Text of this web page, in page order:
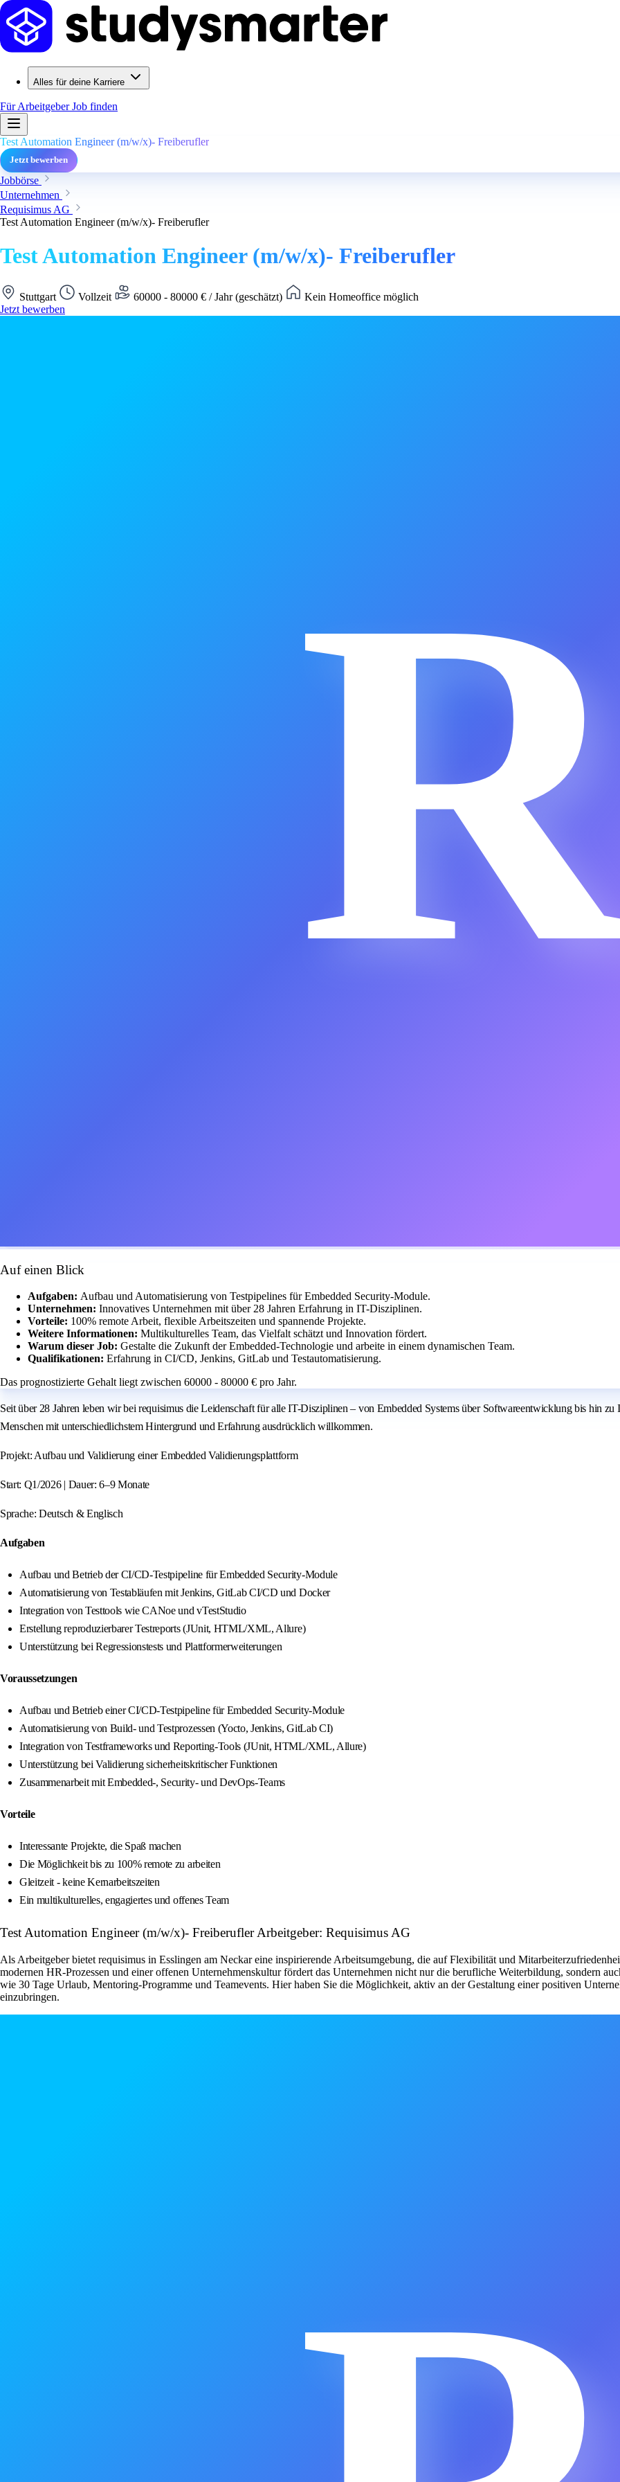
Alles für deine Karriere
Für ArbeitgeberJob finden
Test Automation Engineer (m/w/x)- Freiberufler
Jetzt bewerben
Jobbörse
Unternehmen
Requisimus AG
Test Automation Engineer (m/w/x)- Freiberufler
Test Automation Engineer (m/w/x)- Freiberufler
Stuttgart Vollzeit 60000 - 80000 € / Jahr (geschätzt)
Kein Homeoffice möglich
Jetzt bewerben
Auf einen Blick
Aufgaben: Aufbau und Automatisierung von Testpipelines für Embedded Security-Module.
Unternehmen: Innovatives Unternehmen mit über 28 Jahren Erfahrung in IT-Disziplinen.
Vorteile: 100% remote Arbeit, flexible Arbeitszeiten und spannende Projekte.
Weitere Informationen: Multikulturelles Team, das Vielfalt schätzt und Innovation fördert.
Warum dieser Job: Gestalte die Zukunft der Embedded-Technologie und arbeite in einem dynamischen Team.
Qualifikationen: Erfahrung in CI/CD, Jenkins, GitLab und Testautomatisierung.
Das prognostizierte Gehalt liegt zwischen 60000 - 80000 € pro Jahr.
Seit über 28 Jahren leben wir bei requisimus die Leidenschaft für alle IT-Disziplinen – von Embedded Systems über Softwareentwicklung bis hin
Menschen mit unterschiedlichstem Hintergrund und Erfahrung ausdrücklich willkommen.
Projekt: Aufbau und Validierung einer Embedded Validierungsplattform
Start: Q1/2026 | Dauer: 6–9 Monate
Sprache: Deutsch & Englisch
Aufgaben
Aufbau und Betrieb der CI/CD-Testpipeline für Embedded Security-Module
Automatisierung von Testabläufen mit Jenkins, GitLab CI/CD und Docker
Integration von Testtools wie CANoe und vTestStudio
Erstellung reproduzierbarer Testreports (JUnit, HTML/XML, Allure)
Unterstützung bei Regressionstests und Plattformerweiterungen
Voraussetzungen
Aufbau und Betrieb einer CI/CD-Testpipeline für Embedded Security-Module
Automatisierung von Build- und Testprozessen (Yocto, Jenkins, GitLab CI)
Integration von Testframeworks und Reporting-Tools (JUnit, HTML/XML, Allure)
Unterstützung bei Validierung sicherheitskritischer Funktionen
Zusammenarbeit mit Embedded-, Security- und DevOps-Teams
Vorteile
Interessante Projekte, die Spaß machen
Die Möglichkeit bis zu 100% remote zu arbeiten
Gleitzeit - keine Kernarbeitszeiten
Ein multikulturelles, engagiertes und offenes Team
Test Automation Engineer (m/w/x)- Freiberufler Arbeitgeber: Requisimus AG
Als Arbeitgeber bietet requisimus in Esslingen am Neckar eine inspirierende Arbeitsumgebung, die auf Flexibilität und
modernen HR-Prozessen und einer offenen Unternehmenskultur fördert das Unternehmen nicht nur die berufliche Weiterbildung, sondern
wie 30 Tage Urlaub, Mentoring-Programme und Teamevents. Hier haben Sie die Möglichkeit, aktiv an der Gestaltung einer positiven
einzubringen.